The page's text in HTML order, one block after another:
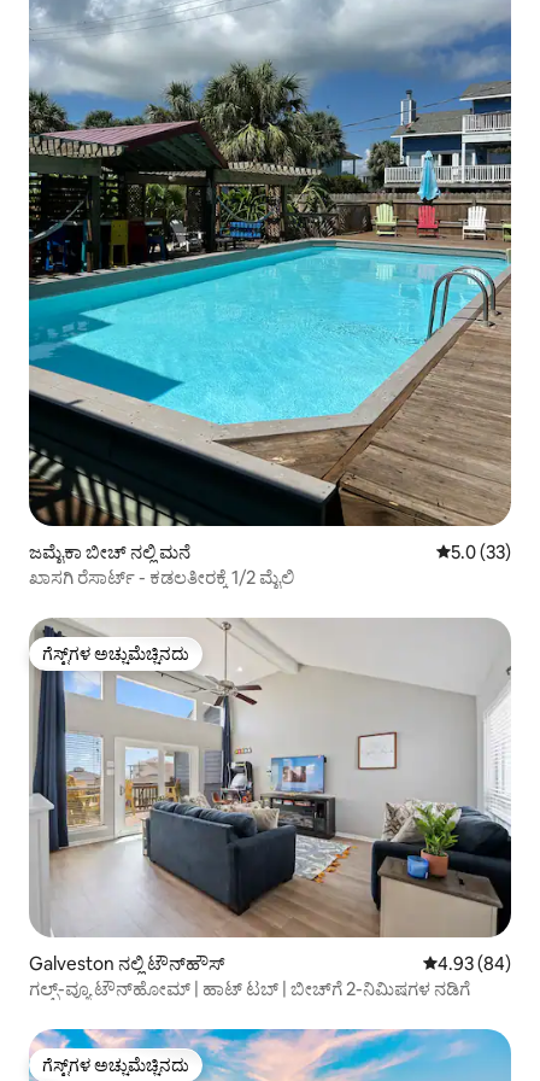
ಜಮೈಕಾ ಬೀಚ್ ನಲ್ಲಿ ಮನೆ 5 ರಲ್ಲಿ 5.0
5.0 (33)
ಖಾಸಗಿ ರೆಸಾರ್ಟ್ - ಕಡಲತೀರಕ್ಕೆ 1/2 ಮೈಲಿ
ಗೆಸ್ಟ್‌ಗಳ ಅಚ್ಚುಮೆಚ್ಚಿನದು
ಗೆಸ್ಟ್‌ಗಳ ಅಚ್ಚುಮೆಚ್ಚಿನದು
Galveston ನಲ್ಲಿ ಟೌನ್‌ಹೌಸ್ 5 ರಲ್ಲಿ 4.93
4.93 (84)
ಗಲ್ಫ್-ವ್ಯೂ ಟೌನ್‌ಹೋಮ್ | ಹಾಟ್ ಟಬ್ | ಬೀಚ್‌ಗೆ 2-ನಿಮಿಷಗಳ ನಡಿಗೆ
ಗೆಸ್ಟ್‌ಗಳ ಅಚ್ಚುಮೆಚ್ಚಿನದು
ಗೆಸ್ಟ್‌ಗಳ ಅಚ್ಚುಮೆಚ್ಚಿನದು